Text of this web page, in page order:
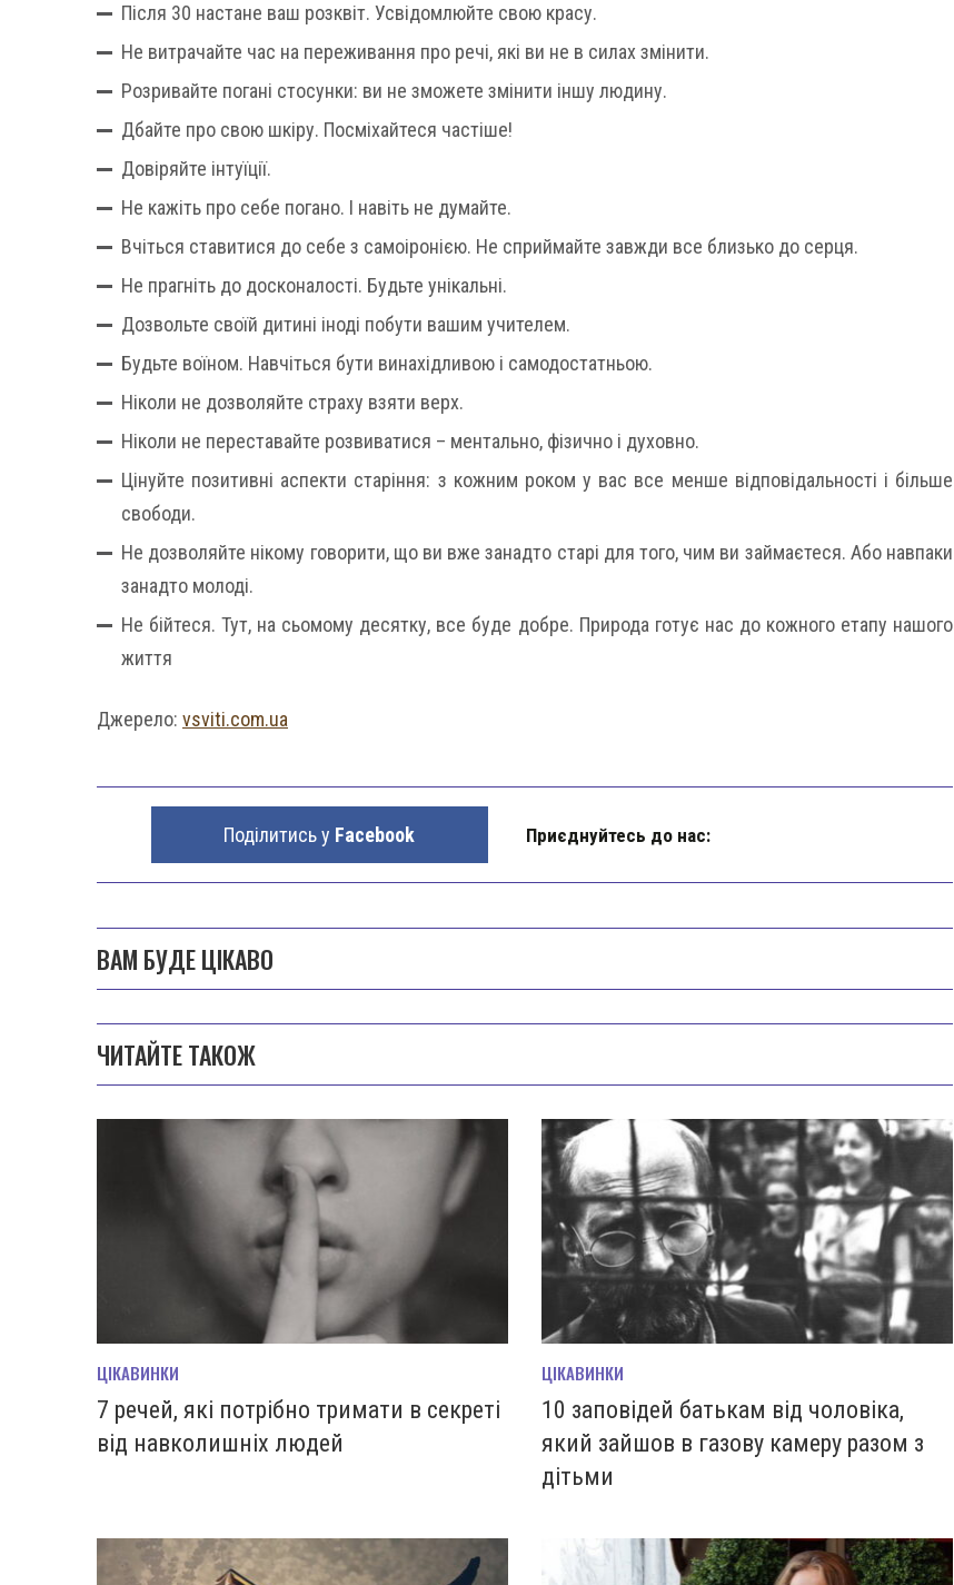
Після 30 настане ваш розквіт. Усвідомлюйте свою красу.
Не витрачайте час на переживання про речі, які ви не в силах змінити.
Розривайте погані стосунки: ви не зможете змінити іншу людину.
Дбайте про свою шкіру. Посміхайтеся частіше!
Довіряйте інтуїції.
Не кажіть про себе погано. І навіть не думайте.
Вчіться ставитися до себе з самоіронією. Не сприймайте завжди все близько до серця.
Не прагніть до досконалості. Будьте унікальні.
Дозвольте своїй дитині іноді побути вашим учителем.
Будьте воїном. Навчіться бути винахідливою і самодостатньою.
Ніколи не дозволяйте страху взяти верх.
Ніколи не переставайте розвиватися – ментально, фізично і духовно.
Цінуйте позитивні аспекти старіння: з кожним роком у вас все менше відповідальності і більше
свободи.
Не дозволяйте нікому говорити, що ви вже занадто старі для того, чим ви займаєтеся. Або навпаки
занадто молоді.
Не бійтеся. Тут, на сьомому десятку, все буде добре. Природа готує нас до кожного етапу нашого
життя
Джерело: vsviti.com.ua
Поділитись у Facebook Приєднуйтесь до нас:
ВАМ БУДЕ ЦІКАВО
ЧИТАЙТЕ ТАКОЖ
ЦІКАВИНКИ
7 речей, які потрібно тримати в секреті
від навколишніх людей
ЦІКАВИНКИ
10 заповідей батькам від чоловіка,
який зайшов в газову камеру разом з
дітьми